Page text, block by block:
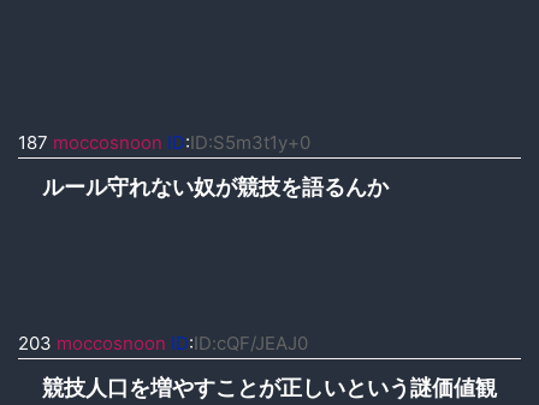
187 moccosnoon ID:ID:S5m3t1y+0
ルール守れない奴が競技を語るんか
203 moccosnoon ID:ID:cQF/JEAJ0
競技人口を増やすことが正しいという謎価値観